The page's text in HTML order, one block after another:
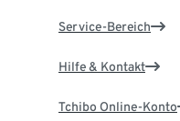
Service-Bereich
Hilfe & Kontakt
Tchibo Online-Konto